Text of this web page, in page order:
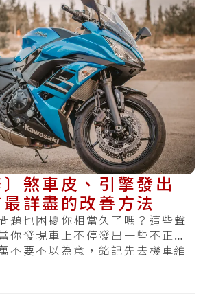
〕煞車皮、引擎發出
詳盡的改善方法
題也困擾你相當久了嗎？這些聲
你發現車上不停發出一些不正常
不要不以為意，銘記先去機車維